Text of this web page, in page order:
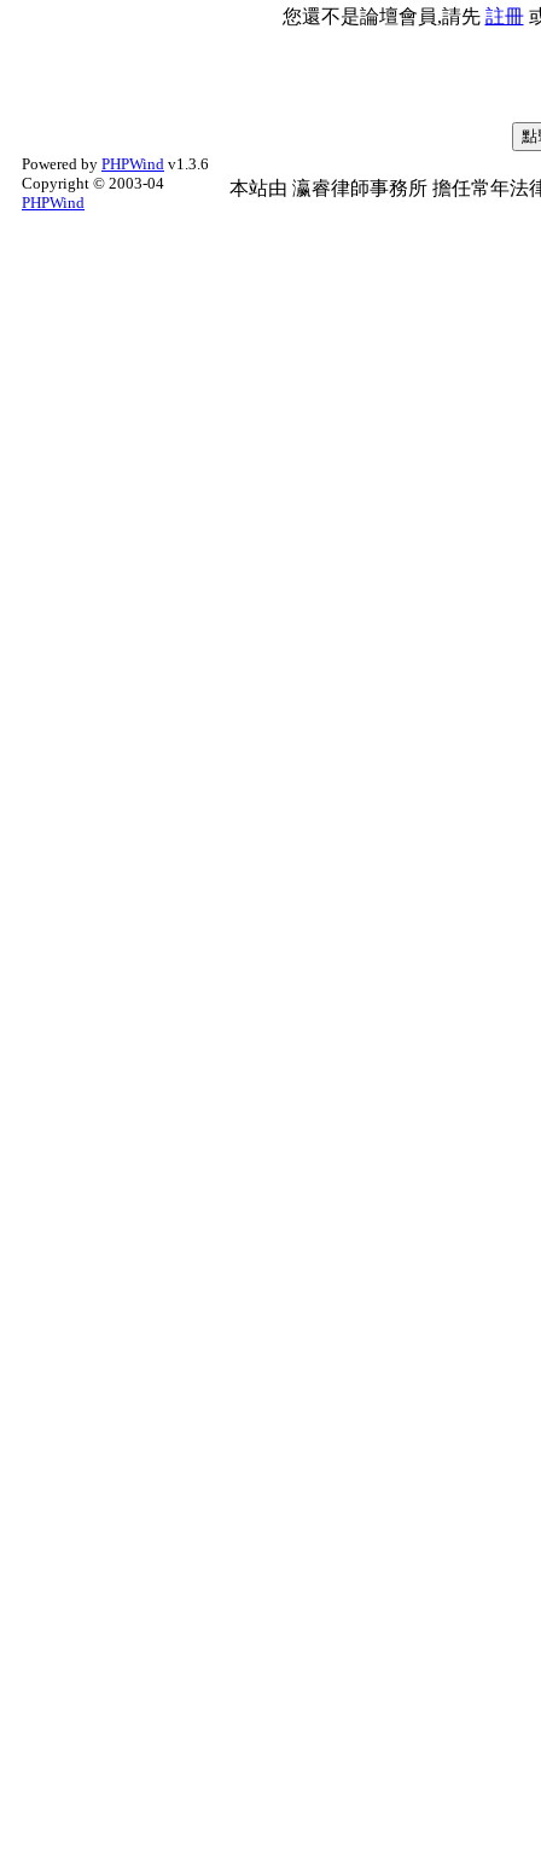
您還不是論壇會員,請先 註冊
Powered by PHPWind v1.3.6
Copyright © 2003-04
PHPWind
本站由 瀛睿律師事務所 擔任常年法